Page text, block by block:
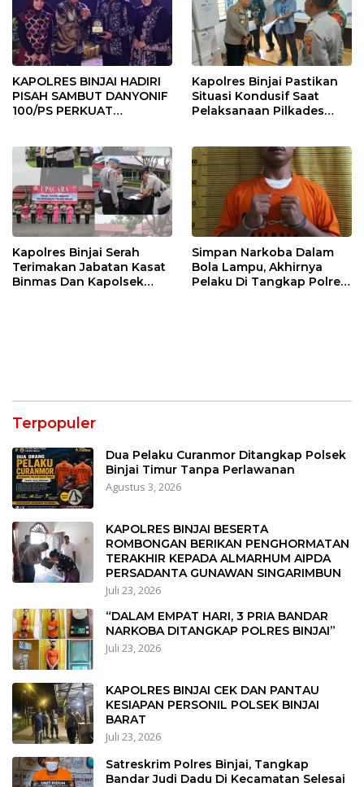
KAPOLRES BINJAI HADIRI
PISAH SAMBUT DANYONIF
100/PS PERKUAT
Kapolres Binjai Pastikan
Situasi Kondusif Saat
Pelaksanaan Pilkades
Kapolres Binjai Serah
Terimakan Jabatan Kasat
Binmas Dan Kapolsek
Simpan Narkoba Dalam
Bola Lampu, Akhirnya
Pelaku Di Tangkap Polres
Terpopuler
Dua Pelaku Curanmor Ditangkap Polsek
Binjai Timur Tanpa Perlawanan
Agustus 3, 2026
KAPOLRES BINJAI BESERTA
ROMBONGAN BERIKAN PENGHORMATAN
TERAKHIR KEPADA ALMARHUM AIPDA
PERSADANTA GUNAWAN SINGARIMBUN
Juli 23, 2026
“DALAM EMPAT HARI, 3 PRIA BANDAR
NARKOBA DITANGKAP POLRES BINJAI”
Juli 23, 2026
KAPOLRES BINJAI CEK DAN PANTAU
KESIAPAN PERSONIL POLSEK BINJAI
BARAT
Juli 23, 2026
Satreskrim Polres Binjai, Tangkap
Bandar Judi Dadu Di Kecamatan Selesai